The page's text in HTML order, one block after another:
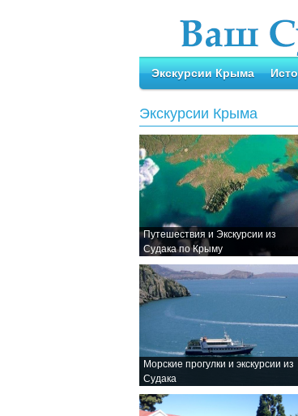
Экскурсии Крыма
Экскурсии Крыма
Путешествия и Экскурсии из
Судака по Крыму
Морские прогулки и экскурсии из
Судака